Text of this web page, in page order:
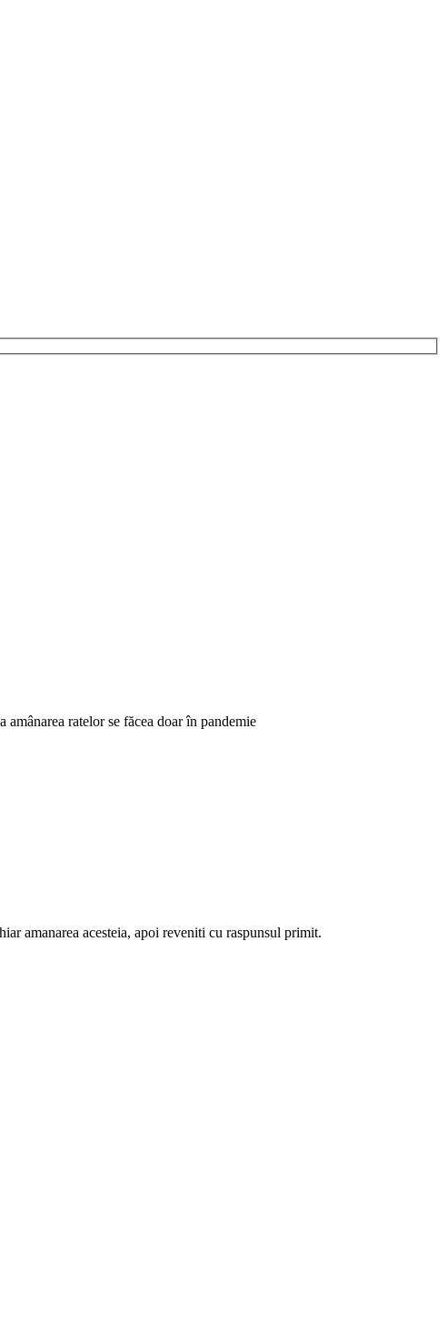
amânarea ratelor se făcea doar în pandemie
amanarea acesteia, apoi reveniti cu raspunsul primit.